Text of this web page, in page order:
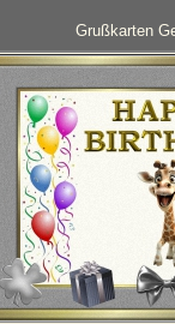
Grußkarten